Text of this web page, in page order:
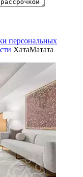
персональных
ХатаМатата